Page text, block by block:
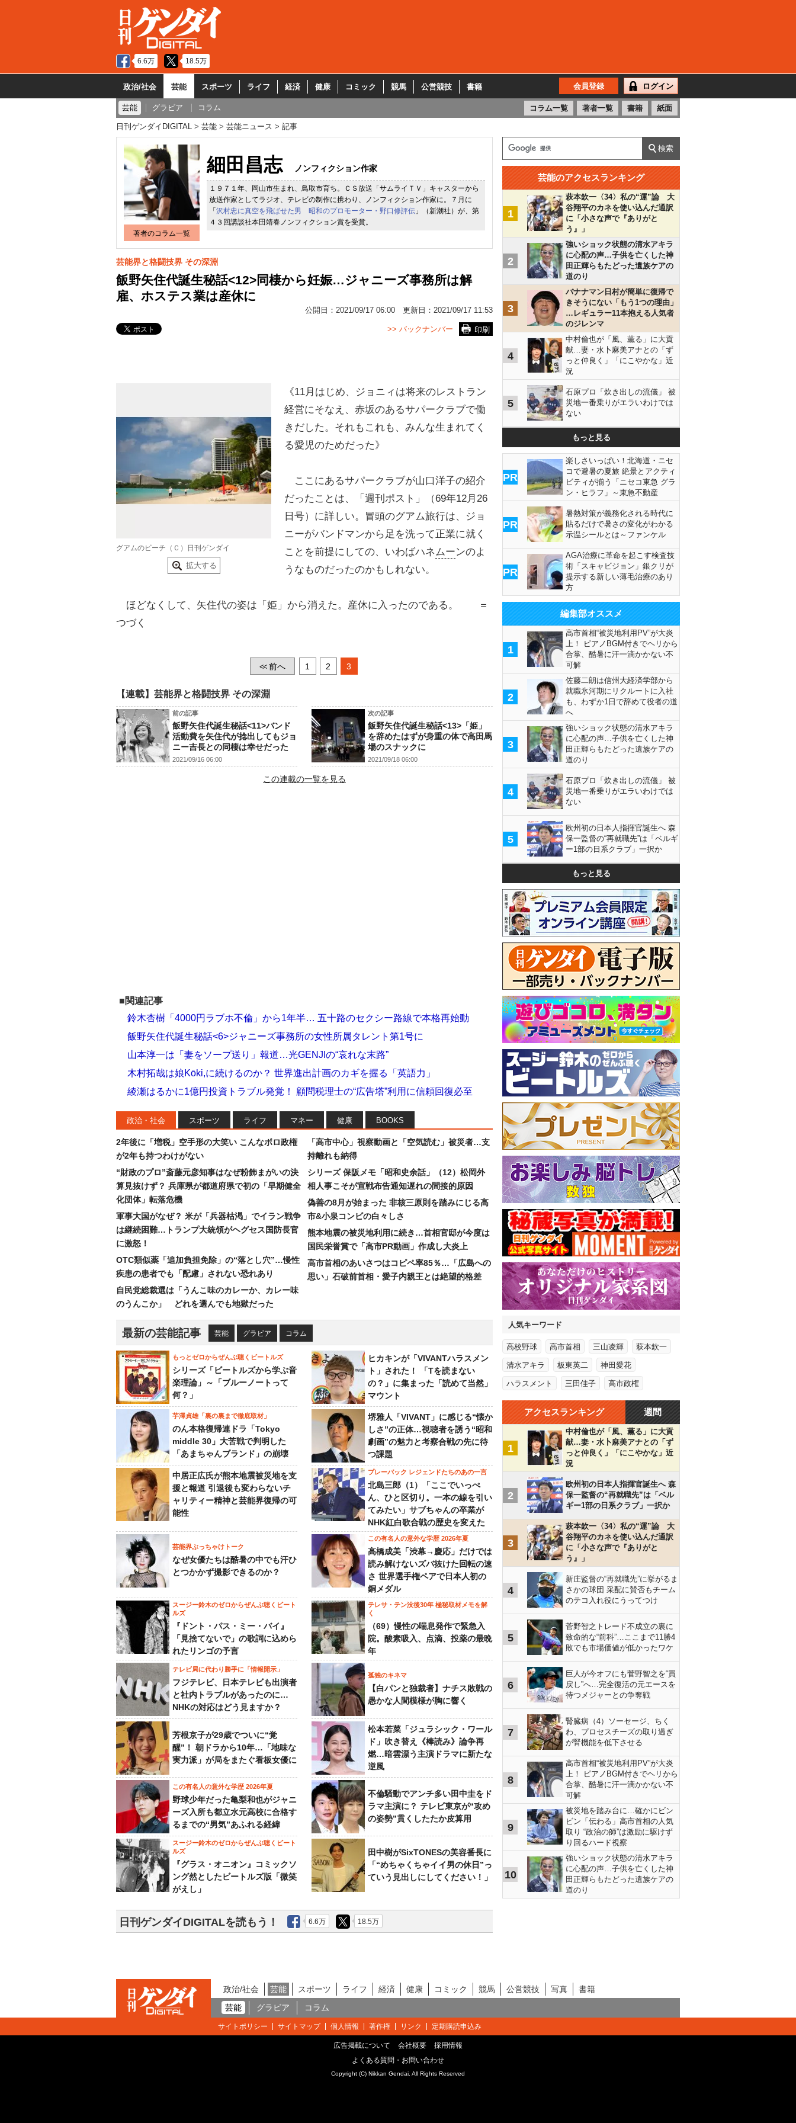
6.6万 18.5万
政治/社会 芸能 スポーツ ライフ 経済 健康 コミック 競馬 公営競技 書籍 会員登録 ログイン
芸能 グラビア コラム コラム一覧 著者一覧 書籍 紙面
日刊ゲンダイDIGITAL 芸能 芸能ニュース 記事
著者のコラム一覧
細田昌志 ノンフィクション作家
１９７１年、岡山市生まれ、鳥取市育ち。ＣＳ放送「サムライＴＶ」キャスターから
放送作家としてラジオ、テレビの制作に携わり、ノンフィクション作家に。７月に
「 沢村忠に真空を飛ばせた男 昭和のプロモーター・野口修評伝 」（新潮社）が、第
４３回講談社本田靖春ノンフィクション賞を受賞。
芸能界と格闘技界 その深淵
飯野矢住代誕生秘話<12>同棲から妊娠…ジャニーズ事務所は解
雇、ホステス業は産休に
公開日： 2021/09/17 06:00 更新日： 2021/09/17 11:53
印刷
>> バックナンバー
グアムのビーチ（Ｃ）日刊ゲンダイ
拡大する
《11月はじめ、ジョニィは将来のレストラン
経営にそなえ、赤坂のあるサパークラブで働
きだした。それもこれも、みんな生まれてく
る愛児のためだった》
ここにあるサパークラブが山口洋子の紹介
だったことは、「週刊ポスト」（69年12月26
日号）に詳しい。冒頭のグアム旅行は、ジョ
ニーがバンドマンから足を洗って正業に就く
ことを前提にしての、いわばハネムーンのよ
うなものだったのかもしれない。
ほどなくして、矢住代の姿は「姫」から消えた。産休に入ったのである。 ＝
つづく
<<前へ 1 2 3
【連載】芸能界と格闘技界 その深淵
前の記事
飯野矢住代誕生秘話<11>バンド
活動費を矢住代が捻出してもジョ
ニー吉長との同棲は幸せだった
2021/09/16 06:00
次の記事
飯野矢住代誕生秘話<13>「姫」
を辞めたはずが身重の体で高田馬
場のスナックに
2021/09/18 06:00
この連載の一覧を見る
■関連記事
鈴木杏樹「4000円ラブホ不倫」から1年半… 五十路のセクシー路線で本格再始動
飯野矢住代誕生秘話<6>ジャニーズ事務所の女性所属タレント第1号に
山本淳一は「妻をソープ送り」報道…光GENJIの“哀れな末路”
木村拓哉は娘Kōki,に続けるのか？ 世界進出計画のカギを握る「英語力」
綾瀬はるかに1億円投資トラブル発覚！ 顧問税理士の“広告塔”利用に信頼回復必至
政治・社会 スポーツ ライフ マネー 健康 BOOKS
2年後に「増税」空手形の大笑い こんなボロ政権
が2年も持つわけがない
“財政のプロ”斎藤元彦知事はなぜ粉飾まがいの決
算見抜けず？ 兵庫県が都道府県で初の「早期健全
化団体」転落危機
軍事大国がなぜ？ 米が「兵器枯渇」でイラン戦争
は継続困難…トランプ大統領がヘグセス国防長官
に激怒！
OTC類似薬「追加負担免除」の“落とし穴”…慢性
疾患の患者でも「配慮」されない恐れあり
自民党総裁選は「うんこ味のカレーか、カレー味
のうんこか」 どれを選んでも地獄だった
「高市中心」視察動画と「空気読む」被災者…支
持離れも納得
シリーズ 保阪メモ「昭和史余話」（12）松岡外
相人事こそが宣戦布告通知遅れの間接的原因
偽善の8月が始まった 非核三原則を踏みにじる高
市&小泉コンビの白々しさ
熊本地震の被災地利用に続き…首相官邸が今度は
国民栄誉賞で「高市PR動画」作成し大炎上
高市首相のあいさつはコピペ率85％…「広島への
思い」石破前首相・愛子内親王とは絶望的格差
最新の芸能記事 芸能 グラビア コラム
もっとゼロからぜんぶ聴くビートルズ
シリーズ「ビートルズから学ぶ音
楽理論」～「ブルーノートって
何？」
ヒカキンが「VIVANTハラスメン
ト」された！ 「Tを読まない
の？」に集まった「読めて当然」
マウント
芋澤貞雄「裏の裏まで徹底取材」
のん本格復帰連ドラ「Tokyo
middle 30」大苦戦で判明した
「あまちゃんブランド」の崩壊
堺雅人「VIVANT」に感じる“懐か
しさ”の正体…視聴者を誘う“昭和
劇画”の魅力と考察合戦の先に待
つ課題
中居正広氏が熊本地震被災地を支
援と報道 引退後も変わらないチ
ャリティー精神と芸能界復帰の可
能性
プレーバック レジェンドたちのあの一言
北島三郎（1）「ここでいっぺ
ん、ひと区切り。一本の線を引い
てみたい」サブちゃんの卒業が
NHK紅白歌合戦の歴史を変えた
芸能界ぶっちゃけトーク
なぜ女優たちは酷暑の中でも汗ひ
とつかかず撮影できるのか？
この有名人の意外な学歴 2026年夏
高橋成美「渋幕→慶応」だけでは
読み解けないズバ抜けた回転の速
さ 世界選手権ペアで日本人初の
銅メダル
スージー鈴木のゼロからぜんぶ聴くビート
ルズ
『ドント・パス・ミー・バイ』
「見捨てないで」の歌詞に込めら
れたリンゴの予言
テレサ・テン没後30年 極秘取材メモを解
く
（69）慢性の喘息発作で緊急入
院。酸素吸入、点滴、投薬の最晩
年
テレビ局に代わり勝手に「情報開示」
フジテレビ、日本テレビも出演者
と社内トラブルがあったのに…
NHKの対応はどう見ますか？
孤独のキネマ
【白パンと独裁者】ナチス敗戦の
愚かな人間模様が胸に響く
芳根京子が29歳でついに“覚
醒”！ 朝ドラから10年…「地味な
実力派」が局をまたぐ看板女優に
松本若菜「ジュラシック・ワール
ド」吹き替え《棒読み》論争再
燃…暗雲漂う主演ドラマに新たな
逆風
この有名人の意外な学歴 2026年夏
野球少年だった亀梨和也がジャニ
ーズ入所も都立水元高校に合格す
るまでの“男気”あふれる経緯
不倫騒動でアンチ多い田中圭をド
ラマ主演に？ テレビ東京が“攻め
の姿勢”貫くしたたか皮算用
スージー鈴木のゼロからぜんぶ聴くビート
ルズ
『グラス・オニオン』コミックソ
ング然としたビートルズ版「微笑
がえし」
田中樹がSixTONESの美容番長に
「“めちゃくちゃイイ男の休日”っ
ていう見出しにしてください！」
日刊ゲンダイDIGITALを読もう！ 6.6万 18.5万
芸能のアクセスランキング
1
萩本欽一〈34〉私の“運”論 大
谷翔平のカネを使い込んだ通訳
に「小さな声で『ありがと
う』」
2
強いショック状態の清水アキラ
に心配の声…子供を亡くした神
田正輝らもたどった遺族ケアの
道のり
3
バナナマン日村が簡単に復帰で
きそうにない「もう1つの理由」
…レギュラー11本抱える人気者
のジレンマ
4
中村倫也が「風、薫る」に大貢
献…妻・水卜麻美アナとの「ず
っと仲良く」「にこやかな」近
況
5
石原プロ「炊き出しの流儀」 被
災地一番乗りがエラいわけでは
ない
もっと見る
PR
楽しさいっぱい！北海道・ニセ
コで避暑の夏旅 絶景とアクティ
ビティが揃う「ニセコ東急 グラ
ン・ヒラフ」～東急不動産
PR
暑熱対策が義務化される時代に
貼るだけで暑さの変化がわかる
示温シールとは～ファンケル
PR
AGA治療に革命を起こす検査技
術「スキャビジョン」銀クリが
提示する新しい薄毛治療のあり
方
編集部オススメ
1
高市首相“被災地利用PV”が大炎
上！ ピアノBGM付きでヘリから
合掌、酷暑に汗一滴かかない不
可解
2
佐藤二朗は信州大経済学部から
就職氷河期にリクルートに入社
も、わずか1日で辞めて役者の道
へ
3
強いショック状態の清水アキラ
に心配の声…子供を亡くした神
田正輝らもたどった遺族ケアの
道のり
4
石原プロ「炊き出しの流儀」 被
災地一番乗りがエラいわけでは
ない
5
欧州初の日本人指揮官誕生へ 森
保一監督の“再就職先”は「ベルギ
ー1部の日系クラブ」一択か
もっと見る
人気キーワード
高校野球 高市首相 三山凌輝 萩本欽一
清水アキラ 板東英二 神田愛花
ハラスメント 三田佳子 高市政権
アクセスランキング 週間
1
中村倫也が「風、薫る」に大貢
献…妻・水卜麻美アナとの「ず
っと仲良く」「にこやかな」近
況
2
欧州初の日本人指揮官誕生へ 森
保一監督の“再就職先”は「ベル
ギー1部の日系クラブ」一択か
3
萩本欽一〈34〉私の“運”論 大
谷翔平のカネを使い込んだ通訳
に「小さな声で『ありがと
う』」
4
新庄監督の“再就職先”に挙がるま
さかの球団 采配に賛否もチーム
のテコ入れ役にうってつけ
5
菅野智之トレード不成立の裏に
致命的な“前科”…ここまで11勝4
敗でも市場価値が低かったワケ
6
巨人が今オフにも菅野智之を“買
戻し”へ…完全復活の元エースを
待つメジャーとの争奪戦
7
腎臓病（4）ソーセージ、ちく
わ、プロセスチーズの取り過ぎ
が腎機能を低下させる
8
高市首相“被災地利用PV”が大炎
上！ ピアノBGM付きでヘリから
合掌、酷暑に汗一滴かかない不
可解
9
被災地を踏み台に…確かにビン
ビン「伝わる」高市首相の人気
取り “政治の師”は激励に駆けず
り回るハード視察
10
強いショック状態の清水アキラ
に心配の声…子供を亡くした神
田正輝らもたどった遺族ケアの
道のり
政治/社会 芸能 スポーツ ライフ 経済 健康 コミック 競馬 公営競技 写真
書籍
芸能
グラビア コラム
サイトポリシー サイトマップ 個人情報 著作権 リンク 定期購読申込み
広告掲載について 会社概要
採用情報
よくある質問・お問い合わせ
Copyright (C) Nikkan Gendai. All Rights Reserved